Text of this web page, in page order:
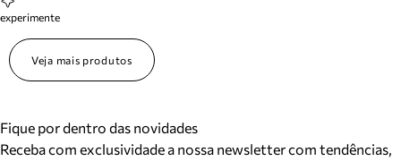
experimente
Veja mais produtos
Fique por dentro das novidades
Receba com exclusividade a nossa newsletter com tendências,